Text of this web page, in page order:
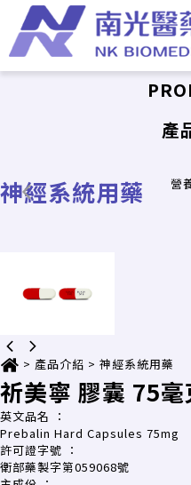
產
神經系統用藥 營
> 產品介紹 > 神經系統用藥
祈美寧 膠囊 75毫
英文品名
：
Prebalin Hard Capsules 75mg
許可證字號 ：
衛部藥製字第059068號